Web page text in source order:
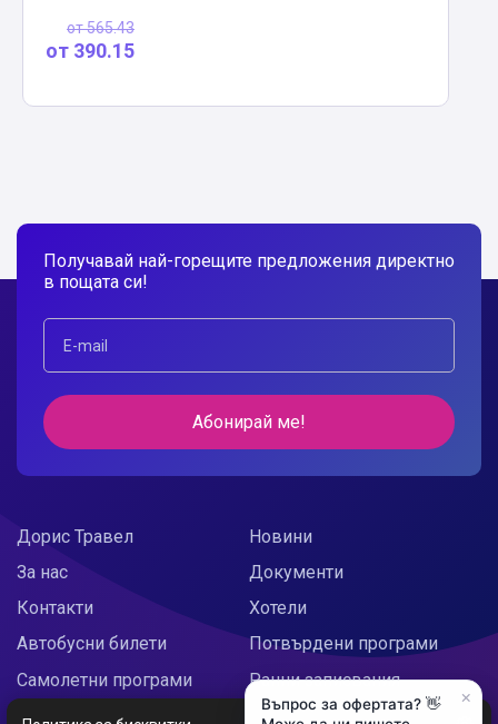
от565.43
от 390.15
Получавай най-горещите предложения директно
в пощата си!
Абонирай ме!
Дорис Травел
За нас
Контакти
Новини
Документи
Хотели
Автобусни билети
Самолетни програми
Doris Украйна
Потвърдени програми
Ранни записвания
Празнични предложения
×
Въпрос за офертата? 👋